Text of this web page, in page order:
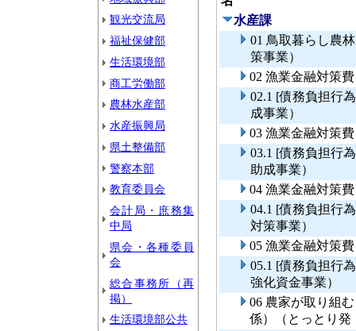
観光交流局
福祉保健部
生活環境部
商工労働部
農林水産部
水産振興局
県土整備部
警察本部
教育委員会
会計局・庶務集
中局
県会・各種委員
会
総合事務所（再
掲）
生活環境部公共
水産課
01 鳥取暮らし農
策事業）
02 漁業金融対策
02.1 [債務負担行
成事業）
03 漁業金融対策
03.1 [債務負担行
助成事業）
04 漁業金融対策
04.1 [債務負担行
対策事業）
05 漁業金融対策
05.1 [債務負担行
強化資金事業）
06 農家が取り組
係）（とっとり発